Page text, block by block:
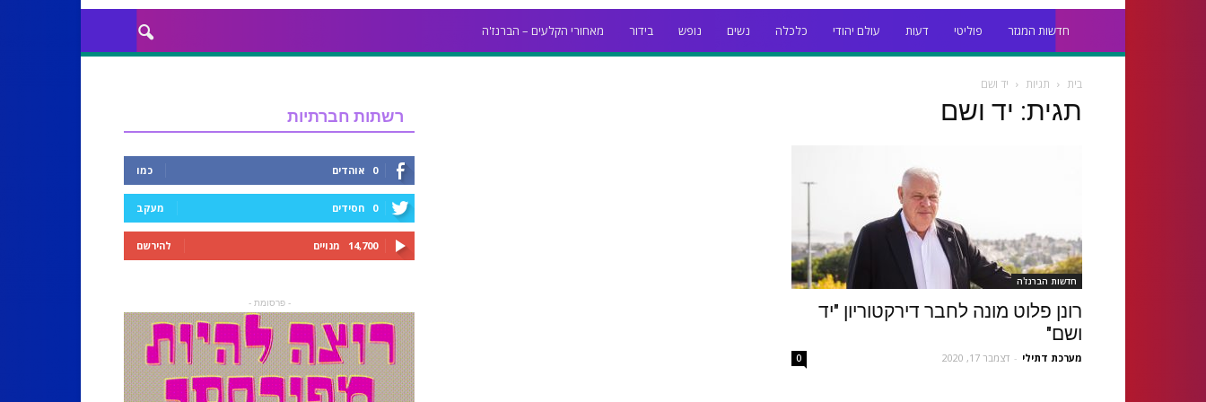
חדשות המגזר פוליטי דעות עולם יהודי כלכלה נשים נופש בידור מאחורי הקלעים – הברנז'ה
בית תגיות יד ושם
תגית: יד ושם
חדשות הברנז'ה
רונן פלוט מונה לחבר דירקטוריון "יד
ושם"
מערכת דתילי - דצמבר 17, 2020 0
רשתות חברתיות
0 אוהדים כמו
0 חסידים מעקב
14,700 מנויים להירשם
- פרסומת -